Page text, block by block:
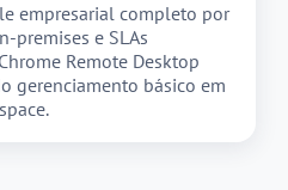
empresarial completo por
premises e SLAs
Remote Desktop
gerenciamento básico em